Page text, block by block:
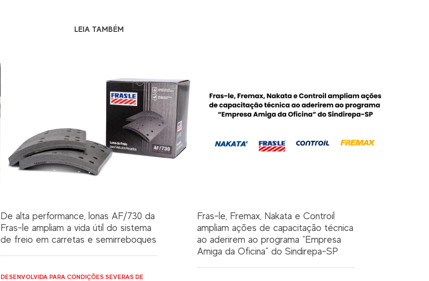
LEIA TAMBÉM
De alta performance, lonas AF/730 da
Fras-le ampliam a vida útil do sistema
de freio em carretas e semirreboques
DESENVOLVIDA PARA CONDIÇÕES SEVERAS DE
Fras-le, Fremax, Nakata e Controil
ampliam ações de capacitação técnica
ao aderirem ao programa “Empresa
Amiga da Oficina” do Sindirepa-SP